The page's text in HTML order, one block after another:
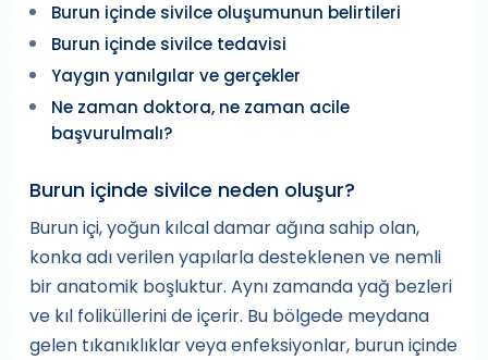
Burun içinde sivilce oluşumunun belirtileri
Burun içinde sivilce tedavisi
Yaygın yanılgılar ve gerçekler
Ne zaman doktora, ne zaman acile
başvurulmalı?
Burun içinde sivilce neden oluşur?
Burun içi, yoğun kılcal damar ağına sahip olan,
konka adı verilen yapılarla desteklenen ve nemli
bir anatomik boşluktur. Aynı zamanda yağ bezleri
ve kıl foliküllerini de içerir. Bu bölgede meydana
gelen tıkanıklıklar veya enfeksiyonlar, burun içinde